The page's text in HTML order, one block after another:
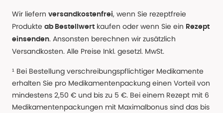
Wir liefern versandkostenfrei, wenn Sie rezeptfreie
Produkte ab Bestellwert kaufen oder wenn Sie ein Rezept
einsenden. Ansonsten berechnen wir zusätzlich
Versandkosten. Alle Preise Inkl. gesetzl. MwSt.
¹ Bei Bestellung verschreibungspflichtiger Medikamente
erhalten Sie pro Medikamentenpackung einen Vorteil von
mindestens 2,50 € und bis zu 5 €. Bei einem Rezept mit 6
Medikamentenpackungen mit Maximalbonus sind das bis